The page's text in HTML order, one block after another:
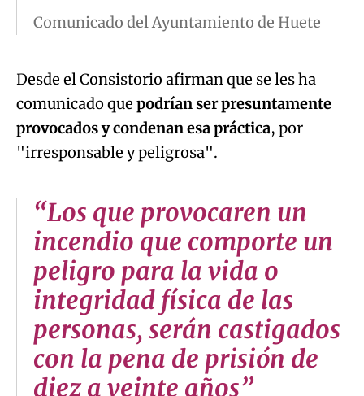
Comunicado del Ayuntamiento de Huete
Desde el Consistorio afirman que se les ha
comunicado que podrían ser presuntamente
provocados y condenan esa práctica, por
"irresponsable y peligrosa".
“Los que provocaren un
incendio que comporte un
peligro para la vida o
integridad física de las
personas, serán castigados
con la pena de prisión de
diez a veinte años”